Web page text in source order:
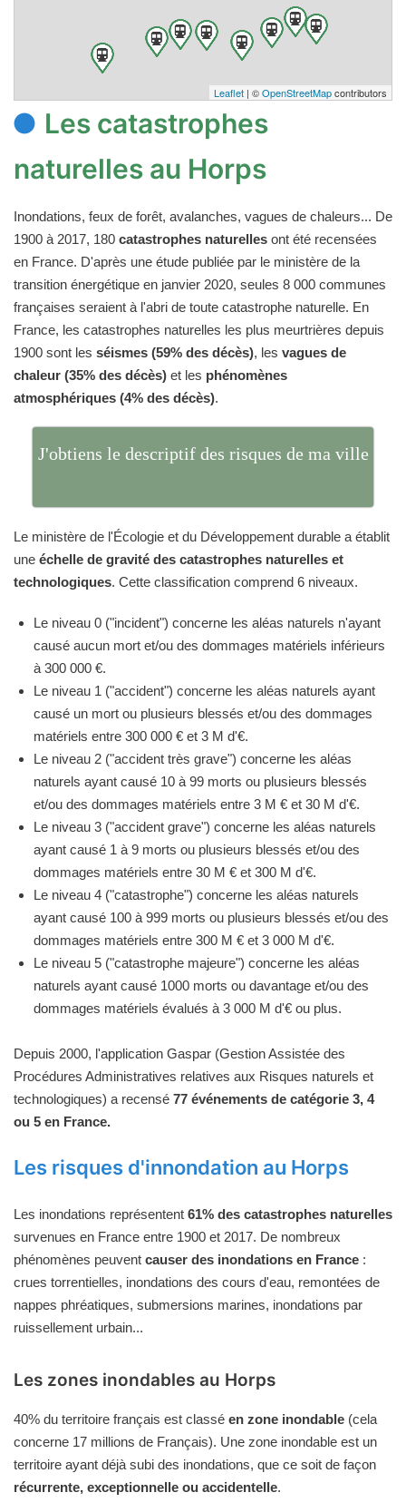
Leaflet | ©OpenStreetMapcontributors
Les catastrophes
naturelles au Horps
Inondations, feux de forêt, avalanches, vagues de chaleurs... De
1900 à 2017, 180 catastrophes naturelles ont été recensées
en France. D'après une étude publiée par le ministère de la
transition énergétique en janvier 2020, seules 8 000 communes
françaises seraient à l'abri de toute catastrophe naturelle. En
France, les catastrophes naturelles les plus meurtrières depuis
1900 sont les séismes (59% des décès), les vagues de
chaleur (35% des décès) et les phénomènes
atmosphériques (4% des décès).
J'obtiens le descriptif des risques de ma ville
Le ministère de l'Écologie et du Développement durable a établit
une échelle de gravité des catastrophes naturelles et
technologiques. Cette classification comprend 6 niveaux.
Le niveau 0 ("incident") concerne les aléas naturels n'ayant
causé aucun mort et/ou des dommages matériels inférieurs
à 300 000 €.
Le niveau 1 ("accident") concerne les aléas naturels ayant
causé un mort ou plusieurs blessés et/ou des dommages
matériels entre 300 000 € et 3 M d'€.
Le niveau 2 ("accident très grave") concerne les aléas
naturels ayant causé 10 à 99 morts ou plusieurs blessés
et/ou des dommages matériels entre 3 M € et 30 M d'€.
Le niveau 3 ("accident grave") concerne les aléas naturels
ayant causé 1 à 9 morts ou plusieurs blessés et/ou des
dommages matériels entre 30 M € et 300 M d'€.
Le niveau 4 ("catastrophe") concerne les aléas naturels
ayant causé 100 à 999 morts ou plusieurs blessés et/ou des
dommages matériels entre 300 M € et 3 000 M d'€.
Le niveau 5 ("catastrophe majeure") concerne les aléas
naturels ayant causé 1000 morts ou davantage et/ou des
dommages matériels évalués à 3 000 M d'€ ou plus.
Depuis 2000, l'application Gaspar (Gestion Assistée des
Procédures Administratives relatives aux Risques naturels et
technologiques) a recensé 77 événements de catégorie 3, 4
ou 5 en France.
Les risques d'innondation au Horps
Les inondations représentent 61% des catastrophes naturelles
survenues en France entre 1900 et 2017. De nombreux
phénomènes peuvent causer des inondations en France :
crues torrentielles, inondations des cours d'eau, remontées de
nappes phréatiques, submersions marines, inondations par
ruissellement urbain...
Les zones inondables au Horps
40% du territoire français est classé en zone inondable (cela
concerne 17 millions de Français). Une zone inondable est un
territoire ayant déjà subi des inondations, que ce soit de façon
récurrente, exceptionnelle ou accidentelle.